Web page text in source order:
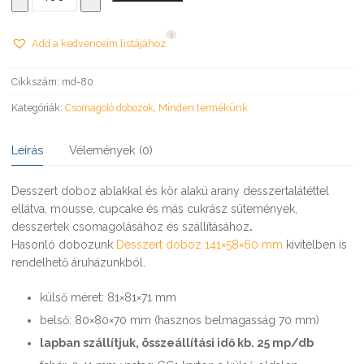
mm
Add a kedvenceim listájához
1
Cikkszám: md-80
Kategóriák: Csomagoló dobozok, Minden termékünk
Leírás Vélemények (0)
Desszert doboz ablakkal és kör alakú arany desszertalátéttel
ellátva, mousse, cupcake és más cukrász sütemények,
desszertek csomagolásához és szállításához.
Hasonló dobozunk Desszert doboz 141×58×60 mm kivitelben is
rendelhető áruházunkból.
külső méret: 81×81×71 mm
belső: 80×80×70 mm (hasznos belmagasság 70 mm)
lapban szállítjuk, összeállítási idő kb. 25 mp/db